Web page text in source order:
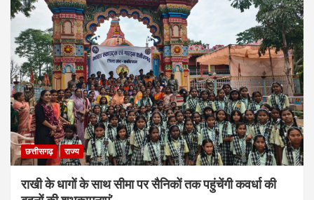
छत्तीसगढ़ राज्य
राखी के धागों के साथ सीमा पर सैनिकों तक पहुंचेंगी कवर्धा की